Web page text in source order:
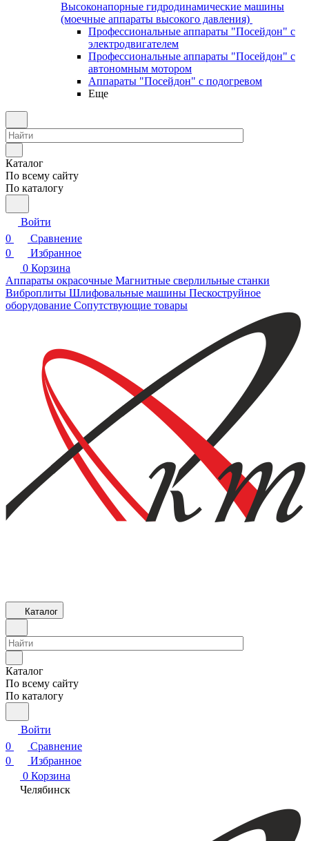
Высоконапорные гидродинамические машины
(моечные аппараты высокого давления)
Профессиональные аппараты "Посейдон" с
электродвигателем
Профессиональные аппараты "Посейдон" с
автономным мотором
Аппараты "Посейдон" с подогревом
Еще
Каталог
По всему сайту
По каталогу
Войти
0
Сравнение
0
Избранное
0 Корзина
Аппараты окрасочные Магнитные сверлильные станки
Виброплиты Шлифовальные машины Пескоструйное
оборудование Сопутствующие товары
Каталог
Каталог
По всему сайту
По каталогу
Войти
0
Сравнение
0
Избранное
0 Корзина
Челябинск